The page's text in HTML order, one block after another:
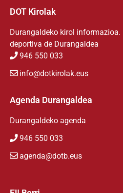
DOT Kirolak
Durangaldeko kirol
deportiva de Durangaldea
946 550 033
info@dotkirolak.eus
Agenda Durangaldea
Durangaldeko agenda
946 550 033
agenda@dotb.eus